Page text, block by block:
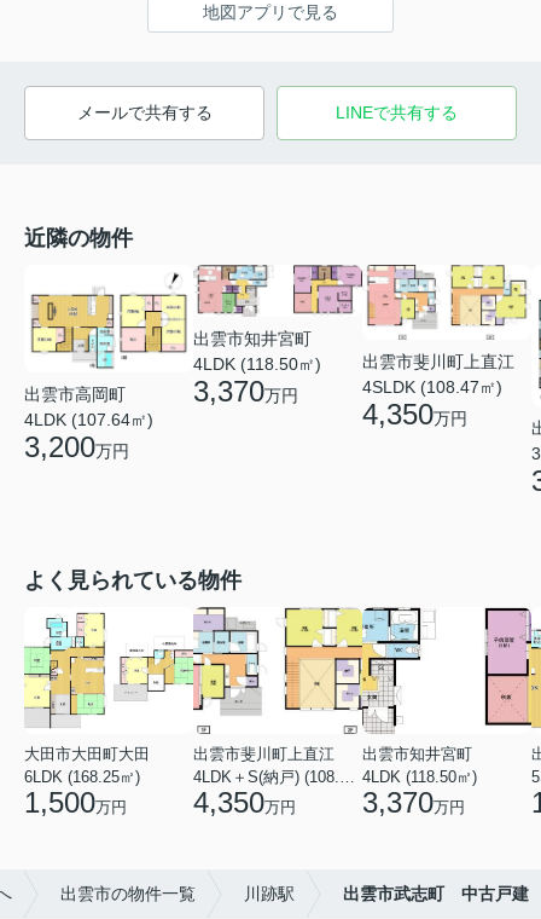
地図アプリで見る
メールで共有する LINEで共有する
近隣の物件
出雲市高岡町
4LDK (107.64㎡)
3,200万円
出雲市知井宮町
4LDK (118.50㎡)
3,370万円
出雲市斐川町上直江
4SLDK (108.47㎡)
4,350万円
よく見られている物件
大田市大田町大田
6LDK (168.25㎡)
1,500万円
出雲市斐川町上直江
4,350万円
出雲市知井宮町
4LDK (118.50㎡)
3,370万円
出雲市の物件一覧 川跡駅 出雲市武志町 中古戸建